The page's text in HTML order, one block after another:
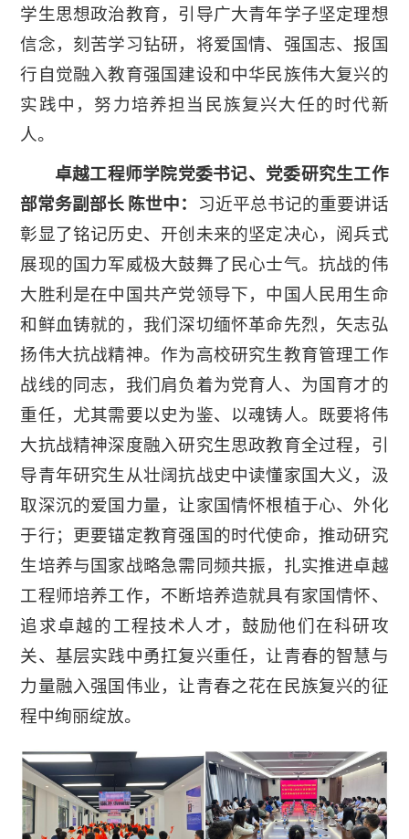
学生思想政治教育，引导广大青年学子坚定理想
信念，刻苦学习钻研，将爱国情、强国志、报国
行自觉融入教育强国建设和中华民族伟大复兴的
实践中，努力培养担当民族复兴大任的时代新
人。
卓越工程师学院党委书记、党委研究生工作
部常务副部长 陈世中：
习近平总书记的重要讲话
彰显了铭记历史、开创未来的坚定决心，阅兵式
展现的国力军威极大鼓舞了民心士气。抗战的伟
大胜利是在中国共产党领导下，中国人民用生命
和鲜血铸就的，我们深切缅怀革命先烈，矢志弘
扬伟大抗战精神。作为高校研究生教育管理工作
战线的同志，我们肩负着为党育人、为国育才的
重任，尤其需要以史为鉴、以魂铸人。既要将伟
大抗战精神深度融入研究生思政教育全过程，引
导青年研究生从壮阔抗战史中读懂家国大义，汲
取深沉的爱国力量，让家国情怀根植于心、外化
于行；更要锚定教育强国的时代使命，推动研究
生培养与国家战略急需同频共振，扎实推进卓越
工程师培养工作，不断培养造就具有家国情怀、
追求卓越的工程技术人才，鼓励他们在科研攻
关、基层实践中勇扛复兴重任，让青春的智慧与
力量融入强国伟业，让青春之花在民族复兴的征
程中绚丽绽放。